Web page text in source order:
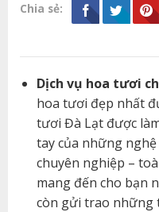
Chia sẻ:
Dịch vụ hoa tươi
hoa tươi đẹp nhất
tươi Đà Lạt được
tay của những
chuyên nghiệp –
mang đến cho bạn
còn gửi trao những